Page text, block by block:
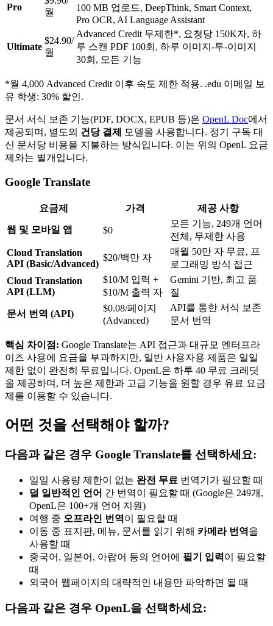
Pro
월
100 MB 업로드, DeepThink, Smart Context,
Pro OCR, AI Language Assistant
Ultimate
$24.90/
월
Advanced Credit 무제한*, 요청당 150K자, 하
루 스캔 PDF 100회, 하루 이미지-투-이미지
30회, 모든 기능
*월 4,000 Advanced Credit 이후 속도 제한 적용. .edu 이메일 보
유 학생: 30% 할인.
문서 서식 보존 기능(PDF, DOCX, EPUB 등)은 OpenL Doc에서
제공되며, 별도의 건당 결제
모델을 사용합니다. 정기 구독 대
신 문서당 비용을 지불하는 방식입니다. 이는 위의 OpenL 요금
제와는 별개입니다.
Google Translate
요금제 가격 제공 사항
웹 및 모바일 앱 $0
모든 기능, 249개 언어
전체, 무제한 사용
Cloud Translation
API (Basic/Advanced)
$20/백만 자
매월 50만 자 무료, 프
로그래밍 방식 접근
Cloud Translation
API (LLM)
$10/M 입력 +
$10/M 출력 자
Gemini 기반, 최고 품
질
문서 번역 (API)
$0.08/페이지
(Advanced)
API를 통한 서식 보존
문서 번역
핵심 차이점: Google Translate는 API 접근과 대규모 엔터프라
이즈 사용에 요금을 부과하지만, 일반 사용자용 제품은 일일
제한 없이 완전히 무료입니다. OpenL은 하루 40 무료 크레딧
을 제공하며, 더 높은 제한과 고급 기능을 원할 경우 유료 요금
제를 이용할 수 있습니다.
어떤 것을 선택해야 할까?
다음과 같은 경우 Google Translate를 선택하세요:
일일 사용량 제한이 없는 완전 무료 번역기가 필요할 때
덜 일반적인 언어 간 번역이 필요할 때 (Google은 249개,
OpenL은 100+개 언어 지원)
여행 중 오프라인 번역이 필요할 때
이동 중 표지판, 메뉴, 문서를 읽기 위해 카메라 번역을
사용할 때
중국어, 일본어, 아랍어 등의 언어에 필기 입력이 필요할
때
외국어 웹페이지의 대략적인 내용만 파악하면 될 때
다음과 같은 경우 OpenL을 선택하세요: